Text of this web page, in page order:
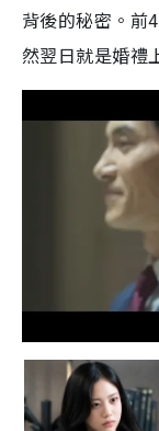
背後的秘密。前
然翌日就是婚禮